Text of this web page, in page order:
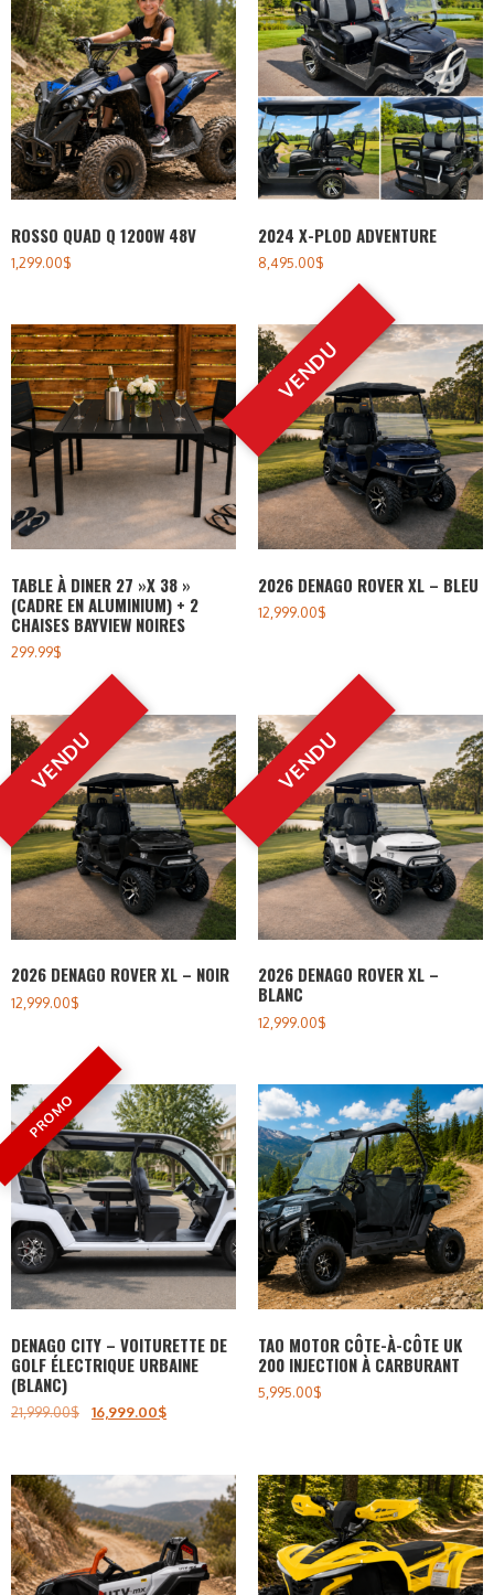
ROSSO QUAD Q 1200W 48V
1,299.00$
2024 X-PLOD ADVENTURE
8,495.00$
TABLE À DINER 27 »X 38 »
(CADRE EN ALUMINIUM) + 2
CHAISES BAYVIEW NOIRES
299.99$
2026 DENAGO ROVER XL – BLEU
12,999.00$
2026 DENAGO ROVER XL – NOIR
12,999.00$
2026 DENAGO ROVER XL –
BLANC
12,999.00$
DENAGO CITY – VOITURETTE DE
GOLF ÉLECTRIQUE URBAINE
(BLANC)
21,999.00$ 16,999.00$
TAO MOTOR CÔTE-À-CÔTE UK
200 INJECTION À CARBURANT
5,995.00$